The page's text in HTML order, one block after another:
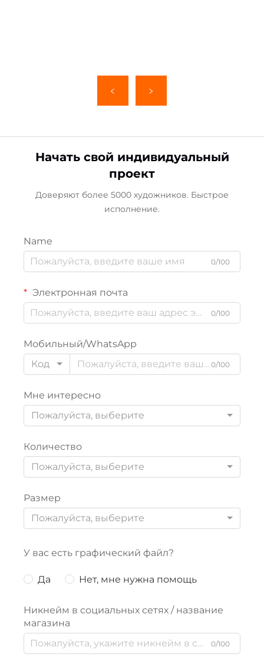
Начать свой индивидуальный
проект
Доверяют более 5000 художников. Быстрое
исполнение.
Name
0/100
Электронная почта
0/100
Мобильный/WhatsApp
Код
0/100
Мне интересно
Пожалуйста, выберите
Количество
Пожалуйста, выберите
Размер
Пожалуйста, выберите
У вас есть графический файл?
Да Нет, мне нужна помощь
Никнейм в социальных сетях / название
магазина
0/100